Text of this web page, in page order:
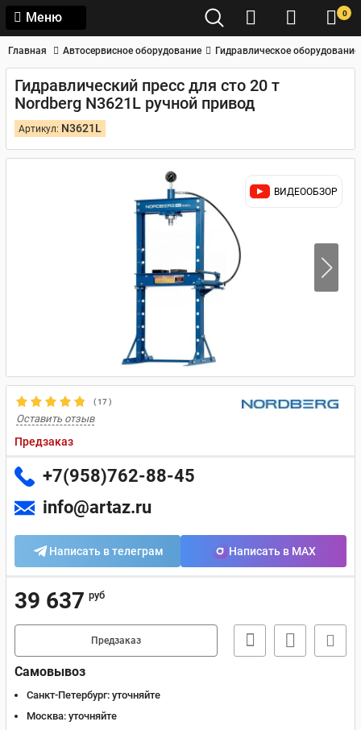
Меню 0
Главная Автосервисное оборудование Гидравлическое оборудование
Гидравлический пресс для сто 20 т
Nordberg N3621L ручной привод
Артикул: N3621L
ВИДЕООБЗОР
(17)
Оставить отзыв
Предзаказ
+7(958)762-88-45
info@artaz.ru
Написать в телеграм Написать в MAX
39 637 руб
Предзаказ
Самовывоз
Санкт-Петербург: уточняйте
Москва: уточняйте